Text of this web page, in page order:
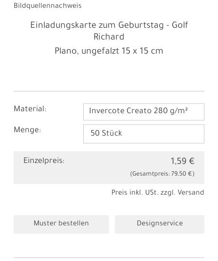
Bildquellennachweis
Einladungskarte zum Geburtstag - Golf
Richard
Plano, ungefalzt 15 x 15 cm
Material: Invercote Creato 280 g/m²
Menge:
Einzelpreis: 1,59 €
(Gesamtpreis: 79,50 €)
Preis inkl. USt. zzgl. Versand
Muster bestellen Designservice